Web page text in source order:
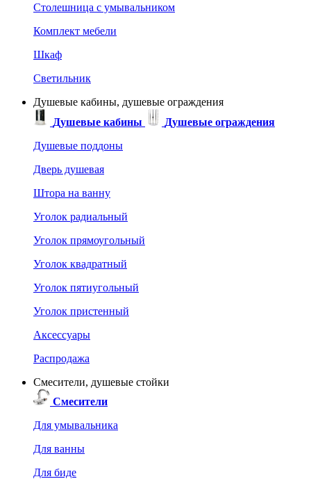
Столешница с умывальником
Комплект мебели
Шкаф
Светильник
Душевые кабины, душевые ограждения
Душевые кабины
Душевые ограждения
Душевые поддоны
Дверь душевая
Штора на ванну
Уголок радиальный
Уголок прямоугольный
Уголок квадратный
Уголок пятиугольный
Уголок пристенный
Аксессуары
Распродажа
Смесители, душевые стойки
Смесители
Для умывальника
Для ванны
Для биде